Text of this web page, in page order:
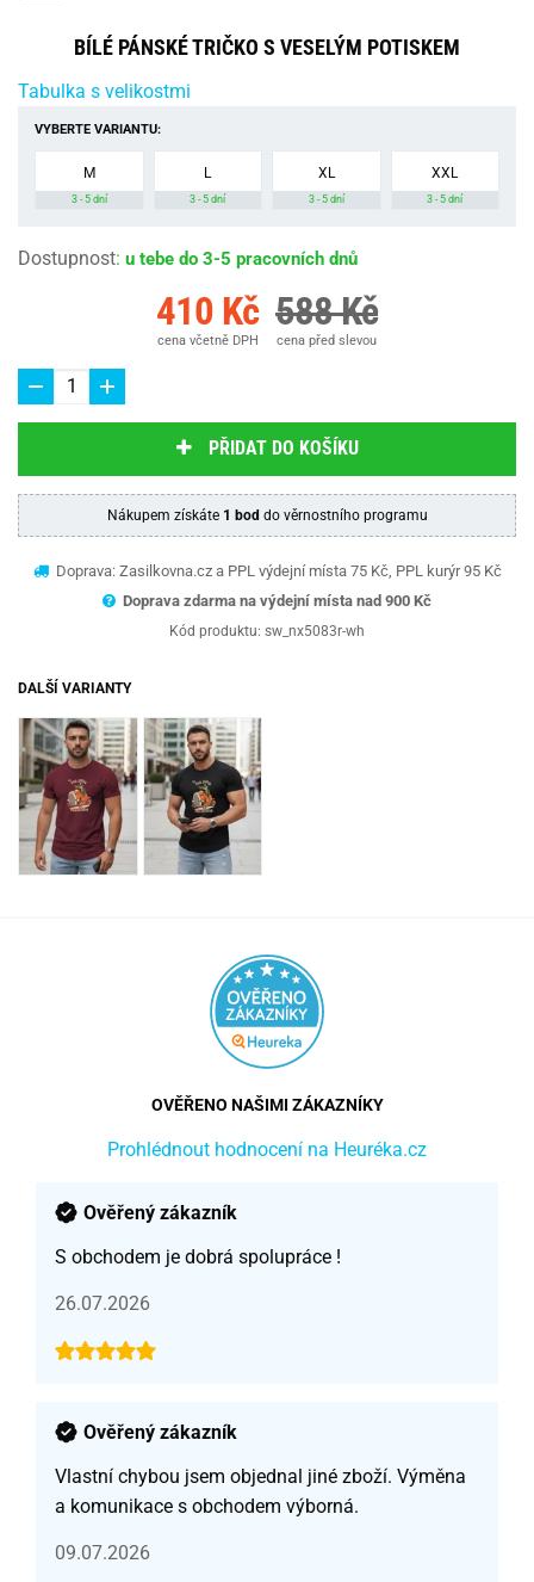
BÍLÉ PÁNSKÉ TRIČKO S VESELÝM POTISKEM
Tabulka s velikostmi
VYBERTE VARIANTU:
M
3 - 5 dní
L
3 - 5 dní
XL
3 - 5 dní
XXL
3 - 5 dní
Dostupnost: u tebe do 3-5 pracovních dnů
410 Kč
cena včetně DPH
588 Kč
cena před slevou
PŘIDAT DO KOŠÍKU
Nákupem získáte 1 bod do věrnostního programu
Doprava: Zasilkovna.cz a PPL výdejní místa 75 Kč, PPL kurýr 95 Kč
Doprava zdarma na výdejní místa nad 900 Kč
Kód produktu: sw_nx5083r-wh
DALŠÍ VARIANTY
OVĚŘENO NAŠIMI ZÁKAZNÍKY
Prohlédnout hodnocení na Heuréka.cz
Ověřený zákazník
S obchodem je dobrá spolupráce !
26.07.2026
Ověřený zákazník
Vlastní chybou jsem objednal jiné zboží. Výměna
a komunikace s obchodem výborná.
09.07.2026